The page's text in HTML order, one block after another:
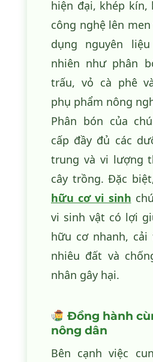
hiện đại, khép kín,
công nghệ lên
dụng nguyên
nhiên như phân
trấu, vỏ cà phê
phụ phẩm nông
Phân bón của
cấp đầy đủ các
trung và vi lượng
cây trồng. Đặc
hữu cơ vi sinh
vi sinh vật có lợi
hữu cơ nhanh,
nhiêu đất và
nhân gây hại.
Đồng hành
nông dân
Bên cạnh việc